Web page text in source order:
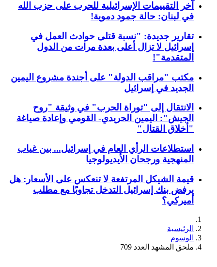
آخر التقييمات الإسرائيلية للحرب على حزب الله
في لبنان: حالة جمود دموية!
تقارير جديدة: "نسبة قتلى حوادث العمل في
إسرائيل لا تزال أعلى بعدة مرات من الدول
المتقدمة"!
مكتب "مراقب الدولة" على أجندة مشروع اليمين
الجديد في إسرائيل
الانتقال إلى "توراة الحرب" في وثيقة "روح
الجيش": اليمين الحريدي- القومي وإعادة صياغة
"أخلاق القتال"
استطلاعات الرأي العام في إسرائيل... بين غياب
المنهجية ورجحان الأيديولوجيا
قيمة الشيكل المرتفعة لا تنعكس على الأسعار: هل
يرفض بنك إسرائيل التدخل تجاوبًا مع مطلب
أميركي؟
الرئيسية
الوسوم
ملحق المشهد العدد 709